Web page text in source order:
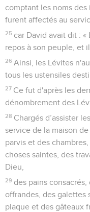
comptant les noms des
furent affectés au
25 car David avait dit :
repos à son peuple, et
26 Ainsi, les Lévites
tous les ustensiles
27 Ce fut d'après les
dénombrement des
28 Chargés d’assister
service de la maison
parvis et des
choses saintes, des
Dieu,
29 des pains
offrandes, des galettes
plaque et des gâteaux